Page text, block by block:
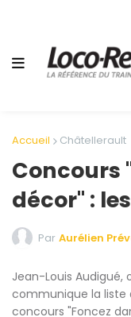
Accueil Châtellerault
Concours
décor" :
Par Aurélien
Jean-Louis Audigué,
communique la liste
concours "Foncez